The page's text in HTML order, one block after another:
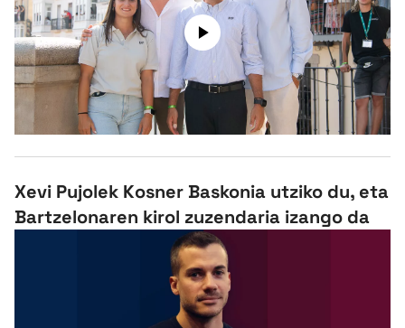
Herri-kirolak
Eskubaloia
Kirolak 360
Mendi-lasterketak
Xevi Pujolek Kosner Baskonia utziko du, eta
Bartzelonaren kirol zuzendaria izango da